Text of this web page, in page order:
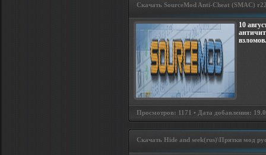
Скачать SourceMod Anti-Cheat (SMAC)
10
Просмотров: 1171 • Дата добавления:
Скачать Hide and seek(rus)\Прятки мод